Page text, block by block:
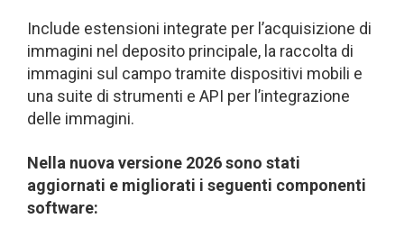
Include estensioni integrate per l’acquisizione di
immagini nel deposito principale, la raccolta di
immagini sul campo tramite dispositivi mobili e
una suite di strumenti e API per l’integrazione
delle immagini.
Nella nuova versione 2026 sono stati
aggiornati e migliorati i seguenti componenti
software: